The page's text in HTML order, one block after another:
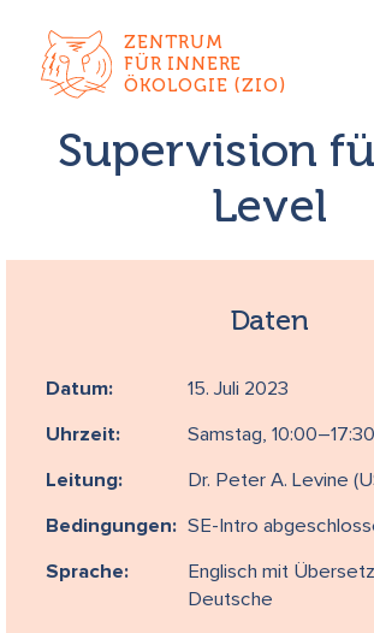
ZENTRUM
FÜR INNERE
ÖKOLOGIE (ZIO)
Supervision
Level
Daten
Datum: 15. Juli 2023
Uhrzeit: Samstag,
Leitung: Dr. Peter A. Levine
Bedingungen: SE-Intro
Sprache:
Englisch mit
Deutsche